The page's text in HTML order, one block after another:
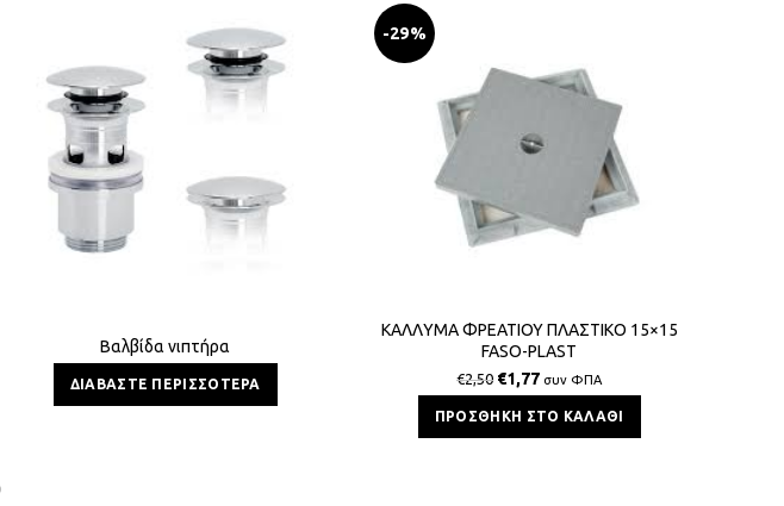
Βαλβίδα νιπτήρα
ΔΙΑΒΆΣΤΕ ΠΕΡΙΣΣΌΤΕΡΑ
-29%
ΚΑΛΛΥΜΑ ΦΡΕΑΤΙΟΥ ΠΛΑΣΤΙΚΟ 15×15
FASO-PLAST
€2,50 €1,77 συν ΦΠΑ
ΠΡΟΣΘΉΚΗ ΣΤΟ ΚΑΛΆΘΙ